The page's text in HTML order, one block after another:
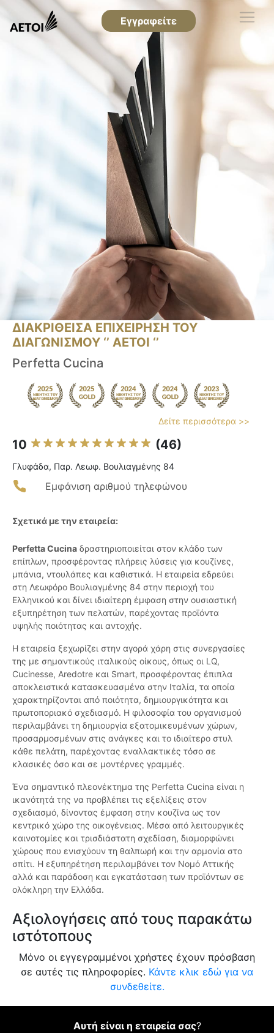
Εγγραφείτε
ΔΙΑΚΡΙΘΕΙΣΑ ΕΠΙΧΕΙΡΗΣΗ ΤΟΥ
ΔΙΑΓΩΝΙΣΜΟΥ ‘’ ΑΕΤΟΙ ‘’
Perfetta Cucina
Δείτε περισσότερα >>
10 (46)
Γλυφάδα, Παρ. Λεωφ. Βουλιαγμένης 84
Εμφάνιση αριθμού τηλεφώνου
Σχετικά με την εταιρεία:
Perfetta Cucina δραστηριοποιείται στον κλάδο των
επίπλων, προσφέροντας πλήρεις λύσεις για κουζίνες,
μπάνια, ντουλάπες και καθιστικά. Η εταιρεία εδρεύει
στη Λεωφόρο Βουλιαγμένης 84 στην περιοχή του
Ελληνικού και δίνει ιδιαίτερη έμφαση στην ουσιαστική
εξυπηρέτηση των πελατών, παρέχοντας προϊόντα
υψηλής ποιότητας και αντοχής.
Η εταιρεία ξεχωρίζει στην αγορά χάρη στις συνεργασίες
της με σημαντικούς ιταλικούς οίκους, όπως οι LQ,
Cucinesse, Aredotre και Smart, προσφέροντας έπιπλα
αποκλειστικά κατασκευασμένα στην Ιταλία, τα οποία
χαρακτηρίζονται από ποιότητα, δημιουργικότητα και
πρωτοποριακό σχεδιασμό. Η φιλοσοφία του οργανισμού
περιλαμβάνει τη δημιουργία εξατομικευμένων χώρων,
προσαρμοσμένων στις ανάγκες και το ιδιαίτερο στυλ
κάθε πελάτη, παρέχοντας εναλλακτικές τόσο σε
κλασικές όσο και σε μοντέρνες γραμμές.
Ένα σημαντικό πλεονέκτημα της Perfetta Cucina είναι η
ικανότητά της να προβλέπει τις εξελίξεις στον
σχεδιασμό, δίνοντας έμφαση στην κουζίνα ως τον
κεντρικό χώρο της οικογένειας. Μέσα από λειτουργικές
καινοτομίες και τρισδιάστατη σχεδίαση, διαμορφώνει
χώρους που ενισχύουν τη θαλπωρή και την αρμονία στο
σπίτι. Η εξυπηρέτηση περιλαμβάνει τον Νομό Αττικής
αλλά και παράδοση και εγκατάσταση των προϊόντων σε
ολόκληρη την Ελλάδα.
Αξιολογήσεις από τους παρακάτω
ιστότοπους
Μόνο οι εγγεγραμμένοι χρήστες έχουν πρόσβαση
σε αυτές τις πληροφορίες. Κάντε κλικ εδώ για να
συνδεθείτε.
Αυτή είναι η εταιρεία σας?